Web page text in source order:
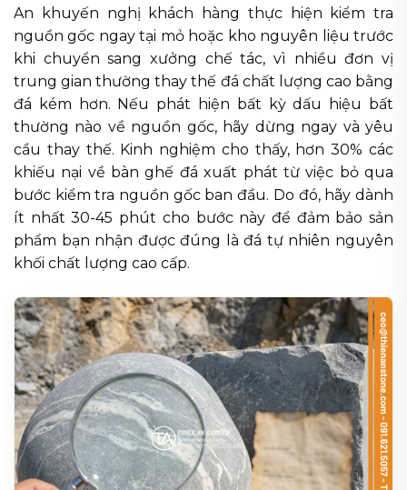
An khuyến nghị khách hàng thực hiện kiểm tra
nguồn gốc ngay tại mỏ hoặc kho nguyên liệu trước
khi chuyển sang xưởng chế tác, vì nhiều đơn vị
trung gian thường thay thế đá chất lượng cao bằng
đá kém hơn. Nếu phát hiện bất kỳ dấu hiệu bất
thường nào về nguồn gốc, hãy dừng ngay và yêu
cầu thay thế. Kinh nghiệm cho thấy, hơn 30% các
khiếu nại về bàn ghế đá xuất phát từ việc bỏ qua
bước kiểm tra nguồn gốc ban đầu. Do đó, hãy dành
ít nhất 30-45 phút cho bước này để đảm bảo sản
phẩm bạn nhận được đúng là đá tự nhiên nguyên
khối chất lượng cao cấp.